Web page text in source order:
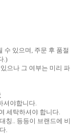
수 있으며, 주문 후 품절
.)
으나 그 여부는 미리 파
셔야합니다.
세탁하셔야 합니다.
칭.. 등등이 브랜드에 비
.